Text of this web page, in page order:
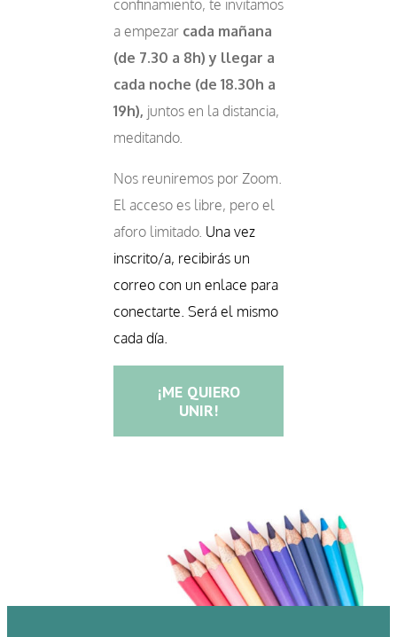
confinamiento, te invitamos
a empezar cada mañana
(de 7.30 a 8h) y llegar a
cada noche (de 18.30h a
19h), juntos en la distancia,
meditando.
Nos reuniremos por Zoom.
El acceso es libre, pero el
aforo limitado. Una vez
inscrito/a, recibirás un
correo con un enlace para
conectarte. Será el mismo
cada día.
¡ME QUIERO
UNIR!